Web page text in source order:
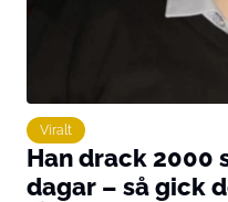
Viralt
Han drack 2000
dagar – så gick